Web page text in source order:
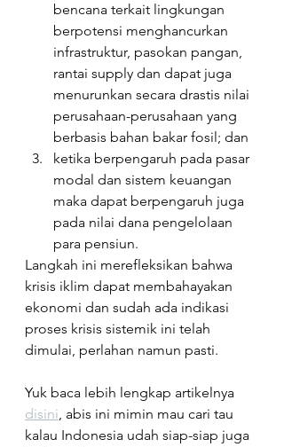
bencana terkait lingkungan
berpotensi menghancurkan
infrastruktur, pasokan pangan,
rantai supply dan dapat juga
menurunkan secara drastis nilai
perusahaan-perusahaan yang
berbasis bahan bakar fosil; dan ⁠⁠
ketika berpengaruh pada pasar
modal dan sistem keuangan
maka dapat berpengaruh juga
pada nilai dana pengelolaan
para pensiun.⁠⁠⁠⁠
Langkah ini merefleksikan bahwa
krisis iklim dapat membahayakan
ekonomi dan sudah ada indikasi
proses krisis sistemik ini telah
dimulai, perlahan namun pasti. ⁠⁠
Yuk baca lebih lengkap artikelnya
disini, abis ini mimin mau cari tau
kalau Indonesia udah siap-siap juga